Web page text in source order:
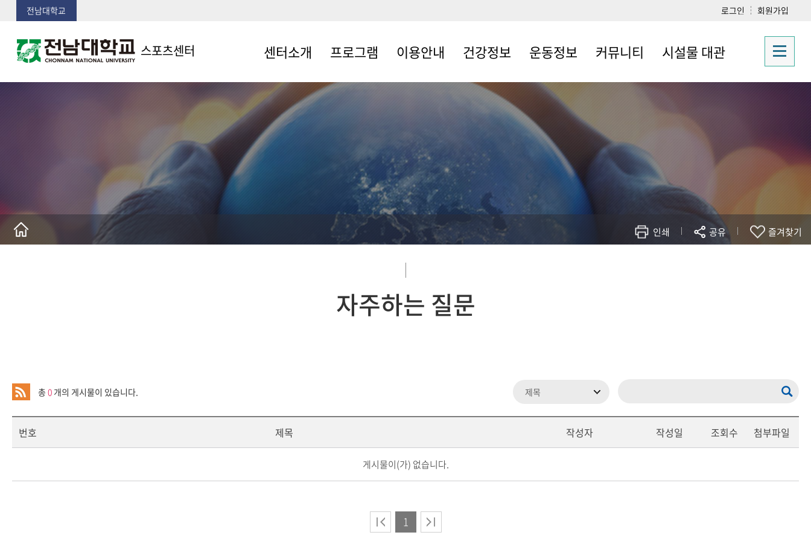
전남대학교 로그인 회원가입
스포츠센터 센터소개
센터소개
인사말
시설안내
조직도
오시는 길
프로그램
헬스
기구 필라테스 +
기구필라테스
테니스
발레스트레칭
영어요가
이용안내
환불규정
운영시간안내
건강정보
건강정보
운동정보
운동정보
커뮤니티
질문과 답변
포토갤러리
시설물 대관
인쇄 공유 즐겨찾기
자주하는 질문
총 0 개의 게시물이 있습니다.
번호 제목 작성자 작성일 조회수 첨부파일
게시물이(가) 없습니다.
1